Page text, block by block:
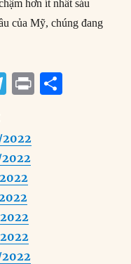
hơn ít nhất sáu
của Mỹ, chúng đang
T
e
g
r
a
m
P